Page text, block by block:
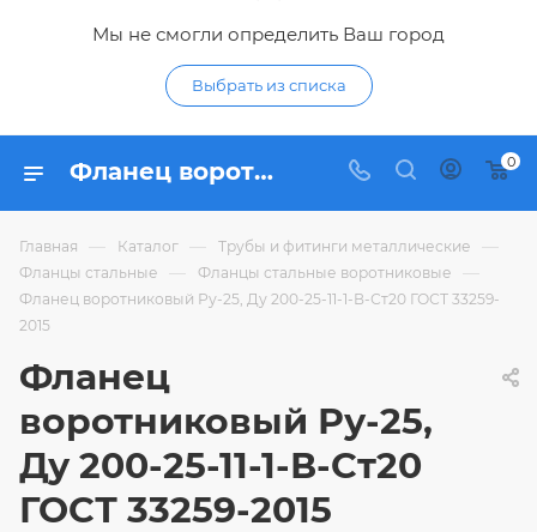
Мы не смогли определить Ваш город
Выбрать из списка
Фланец воротниковый Ру-25, Ду 200-25-11-1-В-Ст20 ГОСТ 33259-2015 - купить по цене 5 586,94 ₽ в интернет-магазине Гидропромтехника с доставкой в Курске 0
Главная — Каталог — Трубы и фитинги металлические —
Фланцы стальные — Фланцы стальные воротниковые —
Фланец воротниковый Ру-25, Ду 200-25-11-1-В-Ст20 ГОСТ 33259-
2015
Фланец
воротниковый Ру-25,
Ду 200-25-11-1-В-Ст20
ГОСТ 33259-2015